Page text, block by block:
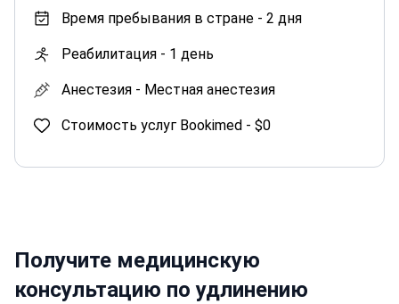
Время пребывания в стране - 2 дня
Реабилитация - 1 день
Анестезия - Местная анестезия
Стоимость услуг Bookimed - $0
Получите медицинскую
консультацию по удлинению